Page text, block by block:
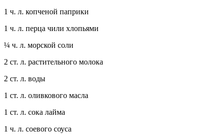
1 ч. л. копченой паприки
1 ч. л. перца чили хлопьями
¼ ч. л. морской соли
2 ст. л. растительного молока
2 ст. л. воды
1 ст. л. оливкового масла
1 ст. л. сока лайма
1 ч. л. соевого соуса